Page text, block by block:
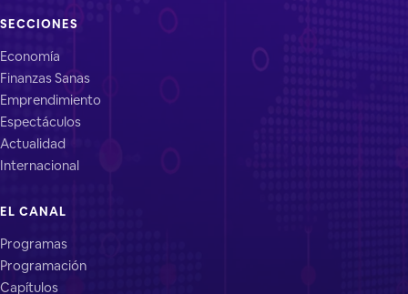
SECCIONES
Economía
Finanzas Sanas
Emprendimiento
Espectáculos
Actualidad
Internacional
EL CANAL
Programas
Programación
Capítulos